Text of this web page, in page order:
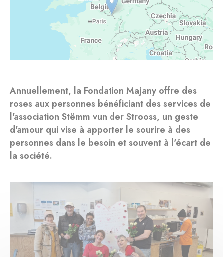
Annuellement, la Fondation Majany offre des
roses aux personnes bénéficiant des services de
l'association Stëmm vun der Strooss, un geste
d'amour qui vise à apporter le sourire à des
personnes dans le besoin et souvent à l'écart de
la société.